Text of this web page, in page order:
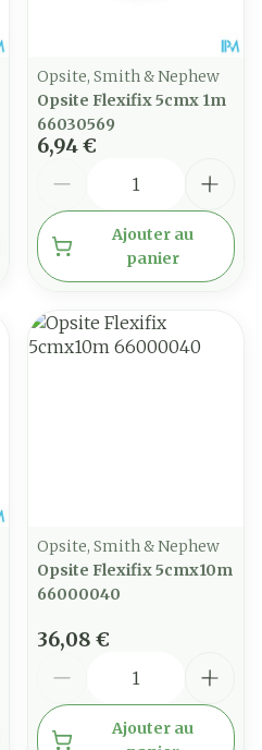
Opsite, Smith & Nephew
Opsite Flexifix 5cmx 1m
66030569
6,94 €
Ajouter au
panier
Opsite, Smith & Nephew
Opsite Flexifix 5cmx10m
66000040
36,08 €
Ajouter au